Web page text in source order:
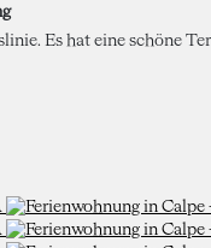
Es hat eine schöne